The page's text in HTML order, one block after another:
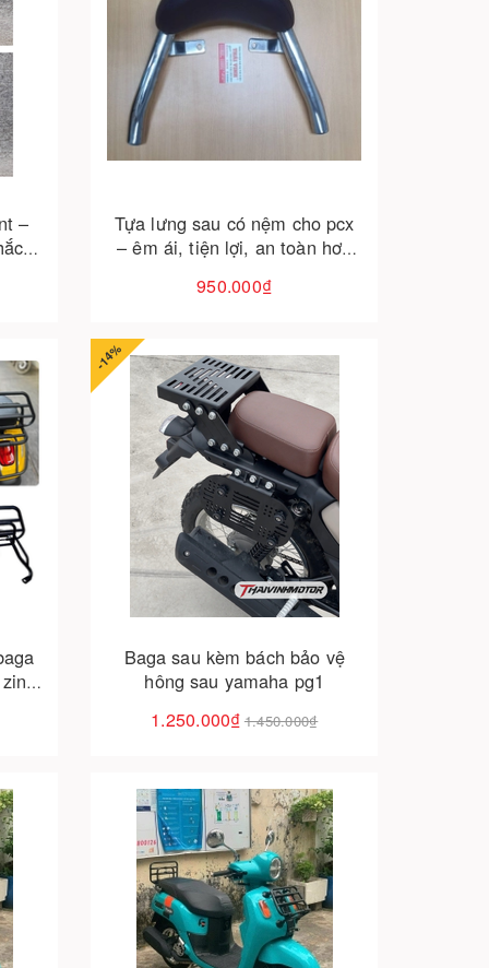
–
Tựa lưng sau có nệm cho pcx
– êm ái, tiện lợi, an toàn hơn
950.000₫
Cho vào giỏ hàng
–
-14%
Baga sau kèm bách bảo vệ
hông sau yamaha pg1
1.250.000₫ 1.450.000₫
Cho vào giỏ hàng